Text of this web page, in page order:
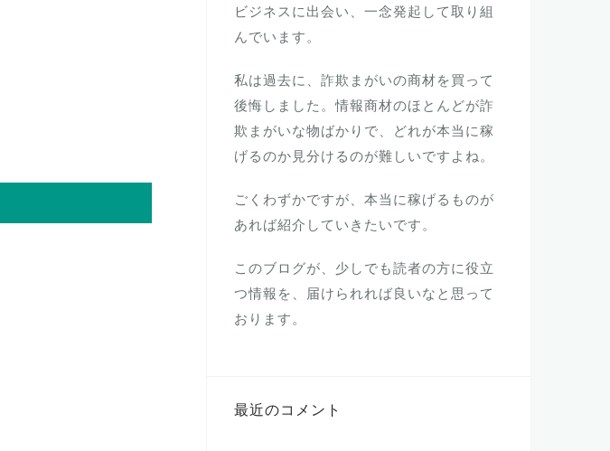
ビジネスに出会い、一念発起して取り組
んでいます。
私は過去に、詐欺まがいの商材を買って
後悔しました。情報商材のほとんどが詐
欺まがいな物ばかりで、どれが本当に稼
げるのか見分けるのが難しいですよね。
ごくわずかですが、本当に稼げるものが
あれば紹介していきたいです。
このブログが、少しでも読者の方に役立
つ情報を、届けられれば良いなと思って
おります。
最近のコメント